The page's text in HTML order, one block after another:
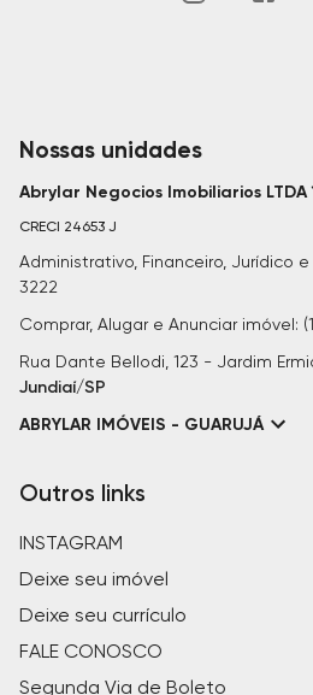
Nossas unidades
Abrylar Negocios Imobiliarios LTDA
CRECI 24653 J
Administrativo, Financeiro, Jurídico e
3222
Comprar, Alugar e Anunciar imóvel:
Rua Dante Bellodi, 123 - Jardim
Jundiaí/SP
ABRYLAR IMÓVEIS - GUARUJÁ
Outros links
INSTAGRAM
Deixe seu imóvel
Deixe seu currículo
FALE CONOSCO
Segunda Via de Boleto